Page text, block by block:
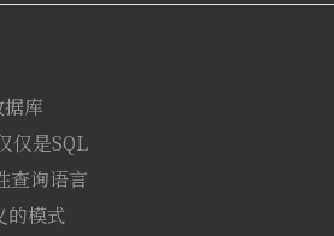
库
是SQL
询语言
模式